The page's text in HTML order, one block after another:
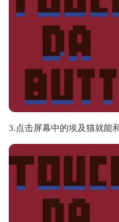
3.点击屏幕中的埃及猫就能